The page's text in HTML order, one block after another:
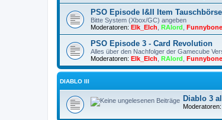
PSO Episode I&II Item Tauschbörse
Bitte System (Xbox/GC) angeben
Moderatoren: Elk_Elch RAlord Funnybone
PSO Episode 3 - Card Revolution
Alles über den Nachfolger der Gamecube
Moderatoren: Elk_Elch RAlord Funnybone
DIABLO III
Diablo 3
Moderatoren: